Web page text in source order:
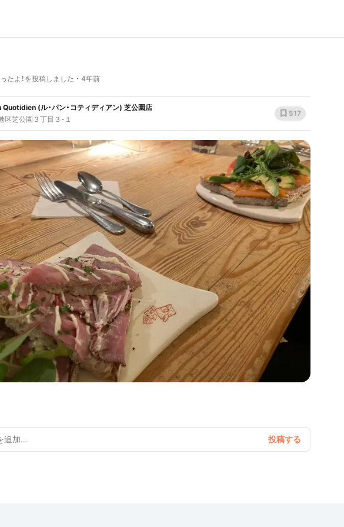
たよ！を投稿しました 4年前
Quotidien (ル・パン・コティディアン) 芝公園店
区芝公園３丁目３-１
517